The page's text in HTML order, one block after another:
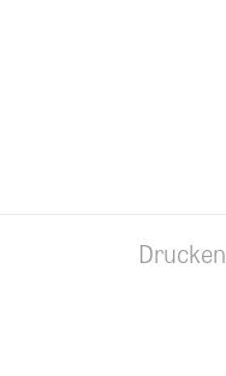
Drucken